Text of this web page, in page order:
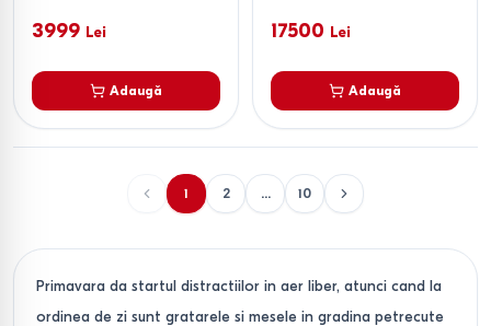
3999 Lei
Adaugă
17500 Lei
Adaugă
1 2 ... 10
Primavara da startul distractiilor in aer liber, atunci cand la
ordinea de zi sunt gratarele si mesele in gradina petrecute